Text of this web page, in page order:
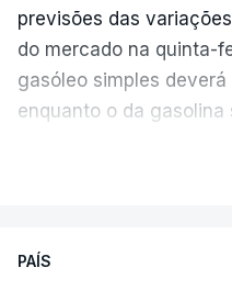
previsões das
do mercado na quinta-
gasóleo simples
enquanto o da
evolução das cotações
PAÍS